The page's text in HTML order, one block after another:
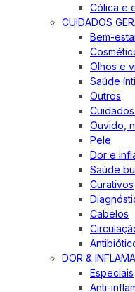
Cólica e
CUIDADOS
Bem-
Olhos e
Saúde
Outros
Ouvido,
Pele
Dor e
Saúde
Curativos
Cabelos
DOR &
Especiais
Anti-